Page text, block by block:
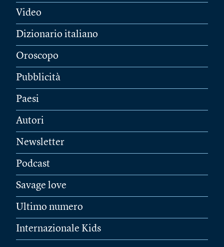
Video
Dizionario italiano
Oroscopo
Pubblicità
Paesi
Autori
Newsletter
Podcast
Savage love
Ultimo numero
Internazionale Kids